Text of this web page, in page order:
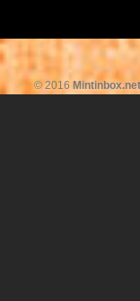
© 2016 Mintinbox.net